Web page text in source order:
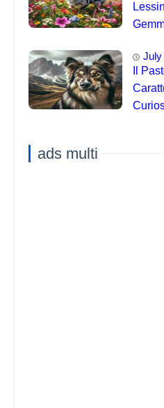
July
Il
ads multi